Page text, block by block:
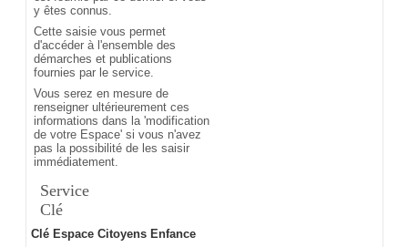
y êtes connus.
Cette saisie vous permet
d'accéder à l'ensemble des
démarches et publications
fournies par le service.
Vous serez en mesure de
renseigner ultérieurement ces
informations dans la 'modification
de votre Espace' si vous n'avez
pas la possibilité de les saisir
immédiatement.
Service
Clé
Clé Espace Citoyens Enfance